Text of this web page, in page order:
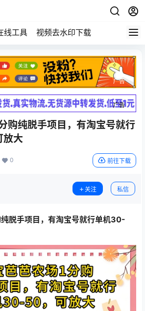
线工具 视频去水印下载
广告
广告
购纯脱手项目，有淘宝号就行
放大
0 前往下载
关注 私信
脱手项目，有淘宝号就行单机30-